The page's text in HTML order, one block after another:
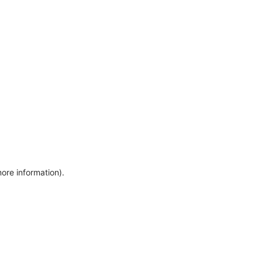
information).